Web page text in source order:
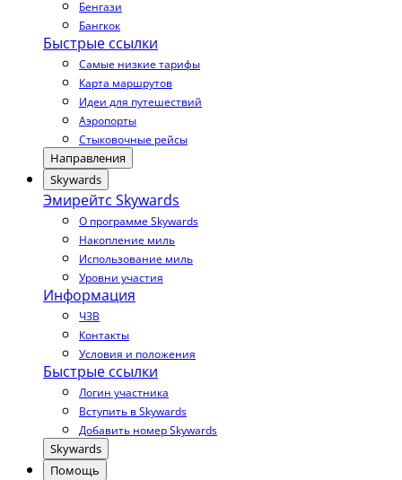
Бенгази
Бангкок
Быстрые ссылки
Самые низкие тарифы
Карта маршрутов
Идеи для путешествий
Аэропорты
Стыковочные рейсы
Направления
Skywards
Эмирейтс Skywards
О программе Skywards
Накопление миль
Использование миль
Уровни участия
Информация
ЧЗВ
Контакты
Условия и положения
Быстрые ссылки
Логин участника
Вступить в Skywards
Добавить номер Skywards
Skywards
Помощь